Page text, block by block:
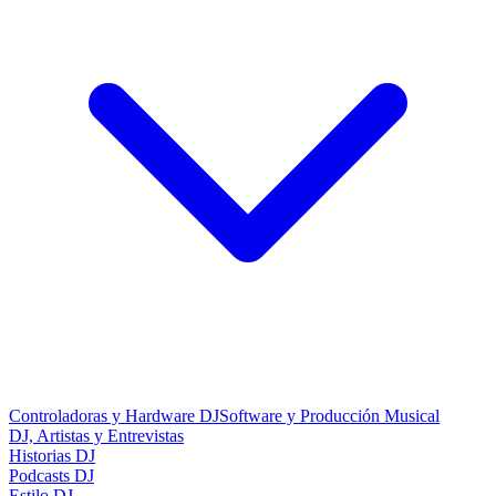
Controladoras y Hardware DJSoftware y Producción Musical
DJ, Artistas y Entrevistas
Historias DJ
Podcasts DJ